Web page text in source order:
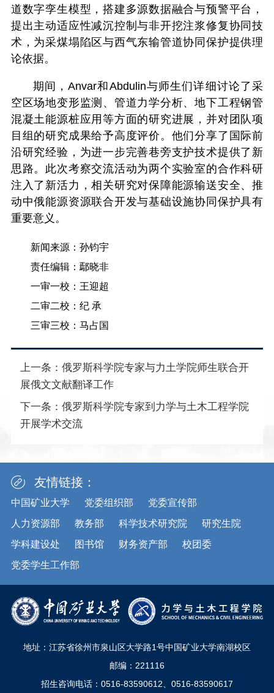
道数字孪生模型，搭建多源数据融合与预警平台，
提出主动适应性减沉控制与非开挖注浆修复协同技
术，为采煤塌陷区与西气东输管道协同保护提供理
论依据。
期间，Anvar和Abdulin与师生们详细讨论了采
空区场地变形监测、管道力学分析、地下工程钢管
混凝土能源桩应用等方面的研究进展，并对团队项
目组的研究成果给予高度评价。他们分享了国际前
沿研究经验，为进一步完善巷旁支护技术提供了新
思路。此次考察交流活动为两个实验室的合作科研
注入了新活力，相关研究对保障能源输送安全、推
动中俄能源资源联合开发与基础设施协同保护具有
重要意义。
新闻来源：孙钧宇
责任编辑：鄢晓非
一审一校：王迎超
二审二校：纪 承
三审三校：马占国
上一条： 俄罗斯科学院专家与力土学院师生联合开
展俄文文献翻译工作
下一条： 俄罗斯科学院专家到力学与土木工程学院
开展学术交流
友情链接：
中国矿业大学 党委组织部
党委宣传部
人力资源部
教务部 科学技术研究院
研究生院
学科建设处
图书馆 财务资产部
校团委
党委学生工作部
地址：江苏省徐州市泉山区大学路1号中国矿业大学南湖校区
邮编：221116
招生咨询电话：0516-83590612、0516-83590617